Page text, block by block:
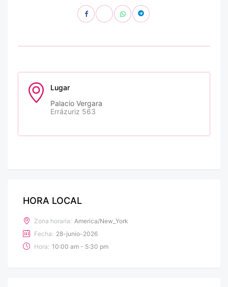
Lugar
Palacio Vergara
Errázuriz 563
HORA LOCAL
Zona horaria: America/New_York
Fecha: 28-junio-2026
Hora: 10:00 am - 5:30 pm